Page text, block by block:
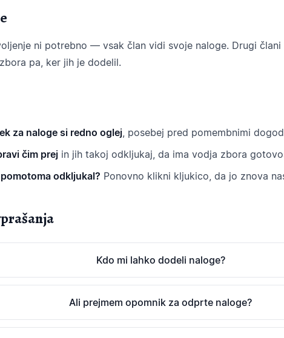
ni potrebno — vsak član vidi svoje naloge. Drugi
pa, ker jih je dodelil.
za naloge si redno oglej, posebej pred pomembnimi
čim prej in jih takoj odkljukaj, da ima vodja zbora
odkljukal? Ponovno klikni kljukico, da jo znova
Kdo mi lahko dodeli naloge?
Ali prejmem opomnik za odprte naloge?